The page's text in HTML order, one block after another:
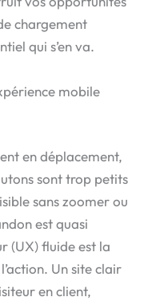
chargement
qui s’en va.
mobile
en déplacement,
sont trop petits
sans zoomer ou
est quasi
(UX) fluide est la
Un site clair
en client,